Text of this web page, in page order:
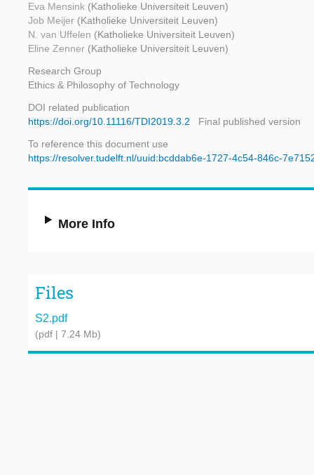
Eva Mensink (Katholieke Universiteit Leuven)
Job Meijer (Katholieke Universiteit Leuven)
N. van Uffelen (Katholieke Universiteit Leuven)
Eline Zenner (Katholieke Universiteit Leuven)
Research Group
Ethics & Philosophy of Technology
DOI related publication
https://doi.org/10.11116/TDI2019.3.2
Final published version
To reference this document use
https://resolver.tudelft.nl/uuid:bcddab6e-1727-4c54-846c-
More Info
Files
S2.pdf
(pdf | 7.24 Mb)